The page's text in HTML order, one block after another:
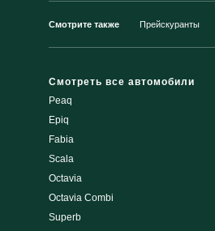
Смотрите также Прейскуранты
Смотреть все автомобили
Peaq
Epiq
Fabia
Scala
Octavia
Octavia Combi
Superb